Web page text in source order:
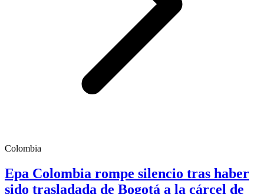
Colombia
Epa Colombia rompe silencio tras haber
sido trasladada de Bogotá a la cárcel de